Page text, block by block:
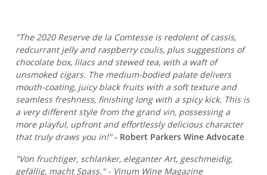
"The 2020 Reserve de la Comtesse is redolent of cassis,
redcurrant jelly and raspberry coulis, plus suggestions of
chocolate box, lilacs and stewed tea, with a waft of
unsmoked cigars. The medium-bodied palate delivers
mouth-coating, juicy black fruits with a soft texture and
seamless freshness, finishing long with a spicy kick. This is
a very different style from the grand vin, possessing a
more playful, upfront and effortlessly delicious character
that truly draws you in!"- Robert Parkers Wine Advocate
"Von fruchtiger, schlanker, eleganter Art, geschmeidig,
gefällig, macht Spass." - Vinum Wine Magazine